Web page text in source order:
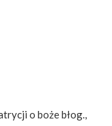
o boże błog.,